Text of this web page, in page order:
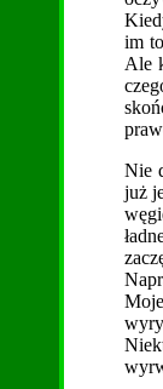
im
Ale
Nie
już